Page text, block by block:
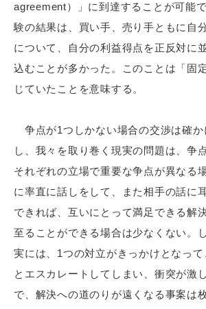
agreement）」に到達することが可能
験の結果は、買い手、売り手ともに自
について、自分の利益得点を正反対に
込むことが多かった。このことは「固
じていたことを意味する。
争点が1つしかない場合の交渉は確か
し、我々を取り巻く現実の問題は、争
それぞれの立場で重要な争点が異なる
に率直に話しをして、また相手の話に
できれば、互いにとって満足できる解
至ることができる場合は少なくない。
実には、1つの対立がきっかけとなっ
とエスカレートしてしまい、衝突が激
で、解決への道のりが遠くなる事案は